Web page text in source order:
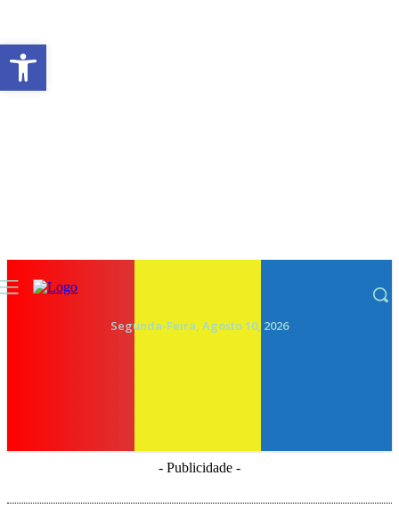
Segunda-Feira, Agosto 10, 2026
- Publicidade -
Abrir a barra de ferramentas